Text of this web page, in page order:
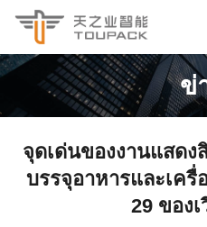
ข่
จุดเด่นของงานแสด
บรรจุอาหารและเค
29 ของ